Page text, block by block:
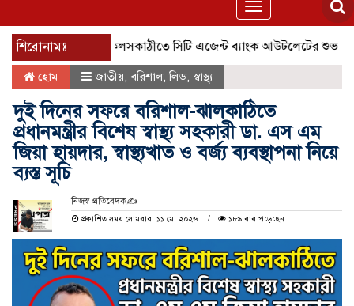
Toggle
navigation
শিরোনামঃ কলসকাঠীতে সিটি এজেন্ট ব্যাংক আউটলেটের শুভ উদ্বোধন,
হোম জাতীয়,বরিশাল,লিড,স্বাস্থ্য
দুই দিনের সফরে বরিশাল-ঝালকাঠিতে
প্রধানমন্ত্রীর বিশেষ স্বাস্থ্য সহকারী ডা. এস এম
জিয়া হায়দার, স্বাস্থ্যখাত ও বর্জ্য ব্যবস্থাপনা নিয়ে
ব্যস্ত সূচি
নিজস্ব প্রতিবেদক✍️
প্রকাশিত সময় সোমবার, ১১ মে, ২০২৬
১৮৯ বার পড়েছেন